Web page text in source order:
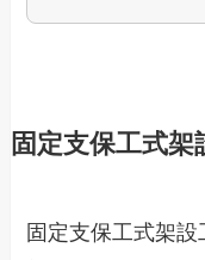
固定支保工式
固定支保工式架